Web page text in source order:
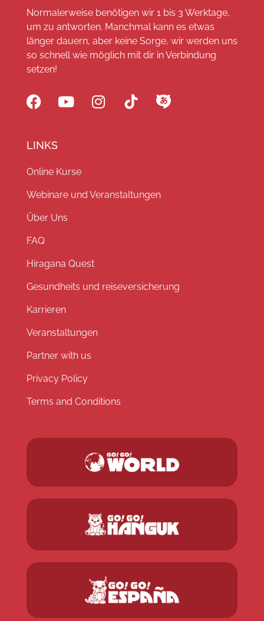
Normalerweise benötigen wir 1 bis 3 Werktage,
um zu antworten. Manchmal kann es etwas
länger dauern, aber keine Sorge, wir werden uns
so schnell wie möglich mit dir in Verbindung
setzen!
LINKS
Online Kurse
Webinare und Veranstaltungen
Über Uns
FAQ
Hiragana Quest
Gesundheits und reiseversicherung
Karrieren
Veranstaltungen
Partner with us
Privacy Policy
Terms and Conditions